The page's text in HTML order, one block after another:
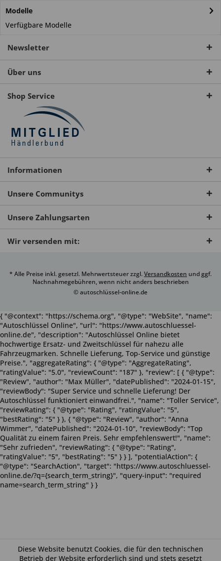
Modelle
Verfügbare Modelle
Newsletter
Über uns
Shop Service
Informationen
Unsere Communitys
Unsere Zahlungsarten
Wir versenden mit:
* Alle Preise inkl. gesetzl. Mehrwertsteuer zzgl.Versandkosten und ggf.
Nachnahmegebühren, wenn nicht anders beschrieben
© autoschlüssel-online.de
Diese Website benutzt Cookies, die für den technischen
Betrieb der Website erforderlich sind und stets gesetzt
{ "@context": "https://schema.org", "@type": "WebSite", "name":
"Autoschlüssel Online", "url": "https://www.autoschluessel-
online.de", "description": "Autoschlüssel Online bietet
hochwertige Ersatz- und Zweitschlüssel für nahezu alle
Fahrzeugmarken. Schnelle Lieferung, Top-Service und günstige
Preise.", "aggregateRating": { "@type": "AggregateRating",
"ratingValue": "5.0", "reviewCount": "187" }, "review": [ { "@type":
"Review", "author": "Max Müller", "datePublished": "2024-01-15",
"reviewBody": "Super Service und schnelle Lieferung! Der
Autoschlüssel funktioniert einwandfrei.", "name": "Toller Service",
"reviewRating": { "@type": "Rating", "ratingValue": "5",
"bestRating": "5" } }, { "@type": "Review", "author": "Anna
Wimmer", "datePublished": "2024-01-10", "reviewBody": "Top
Qualität zu einem fairen Preis. Sehr empfehlenswert!", "name":
"Sehr zufrieden", "reviewRating": { "@type": "Rating",
"ratingValue": "5", "bestRating": "5" } } ], "potentialAction": {
"@type": "SearchAction", "target": "https://www.autoschluessel-
online.de/?q={search_term_string}", "query-input": "required
name=search_term_string" } }